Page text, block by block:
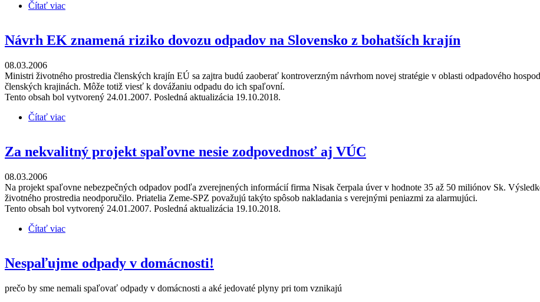
Čítať viac
Návrh EK znamená riziko dovozu odpadov na Slovensko z bohatších krajín
08.03.2006
Ministri životného prostredia členských krajín EÚ sa zajtra budú zaoberať kontroverzným návrhom novej stratégie v oblasti odpadového
členských krajinách. Môže totiž viesť k dovážaniu odpadu do ich spaľovní.
Tento obsah bol vytvorený 24.01.2007. Posledná aktualizácia 19.10.2018.
Čítať viac
Za nekvalitný projekt spaľovne nesie zodpovednosť aj VÚC
08.03.2006
Na projekt spaľovne nebezpečných odpadov podľa zverejnených informácií firma Nisak čerpala úver v hodnote 35 až 50 miliónov Sk.
životného prostredia neodporučilo. Priatelia Zeme-SPZ považujú takýto spôsob nakladania s verejnými peniazmi za alarmujúci.
Tento obsah bol vytvorený 24.01.2007. Posledná aktualizácia 19.10.2018.
Čítať viac
Nespaľujme odpady v domácnosti!
prečo by sme nemali spaľovať odpady v domácnosti a aké jedovaté plyny pri tom vznikajú